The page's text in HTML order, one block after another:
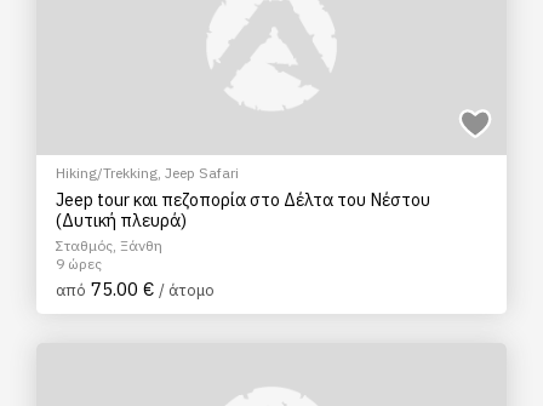
Hiking/Trekking, Jeep Safari
Jeep tour και πεζοπορία στο Δέλτα του Νέστου
(Δυτική πλευρά)
Σταθμός, Ξάνθη
9 ώρες
από 75.00 € / άτομο